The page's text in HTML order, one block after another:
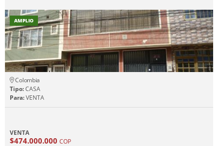
AMPLIO
Colombia
Tipo:CASA
Para:VENTA
VENTA
$474.000.000 COP